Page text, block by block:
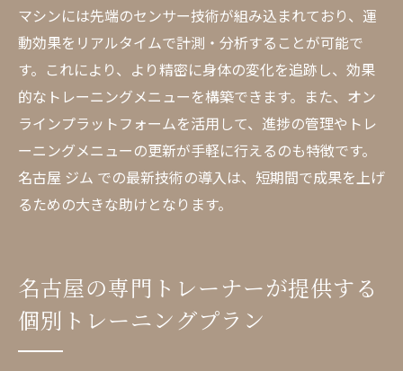
マシンには先端のセンサー技術が組み込まれており、運
動効果をリアルタイムで計測・分析することが可能で
す。これにより、より精密に身体の変化を追跡し、効果
的なトレーニングメニューを構築できます。また、オン
ラインプラットフォームを活用して、進捗の管理やトレ
ーニングメニューの更新が手軽に行えるのも特徴です。
名古屋 ジム での最新技術の導入は、短期間で成果を上げ
るための大きな助けとなります。
名古屋の専門トレーナーが提供する
個別トレーニングプラン